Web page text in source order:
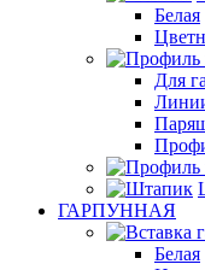
Белая
Для
ГАРПУННАЯ
Белая